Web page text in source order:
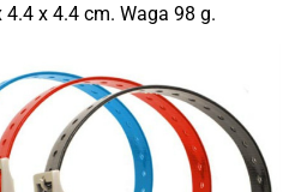
x 4.4 cm. Waga 98 g.